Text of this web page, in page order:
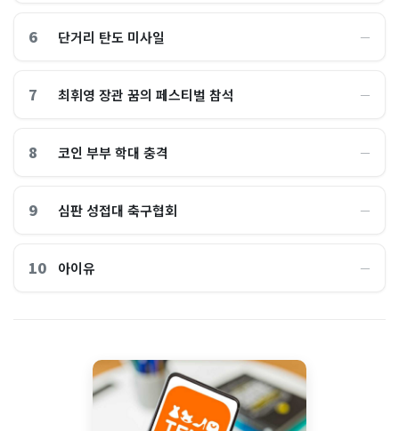
6 단거리 탄도 미사일 ―
7 최휘영 장관 꿈의 페스티벌 참석 ―
8 코인 부부 학대 충격 ―
9 심판 성접대 축구협회 ―
10 아이유 ―